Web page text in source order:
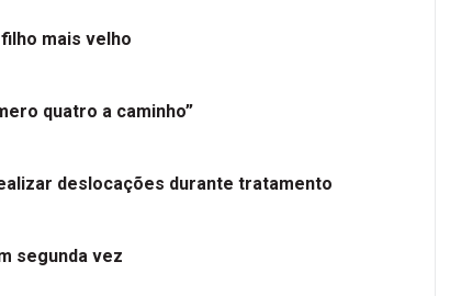
mais velho
quatro a caminho”
deslocações durante tratamento
segunda vez